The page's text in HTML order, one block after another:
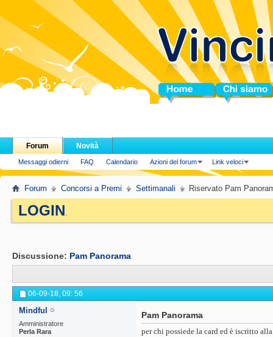
Home Chi siamo
Forum
Messaggi odierni FAQ Calendario Azioni del forum Link veloci
Novità
Forum Concorsi a Premi Settimanali Riservato Pam
LOGIN.
Discussione: Pam Panorama
06-09-18, 09: 56
Mindful
Amministratore
Perla Rara
Pam Panorama
per chi possiede la card ed è iscritto